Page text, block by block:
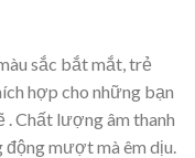
sắc bắt mắt, trẻ
hợp cho những bạn
. Chất lượng âm thanh
mượt mà êm dịu.